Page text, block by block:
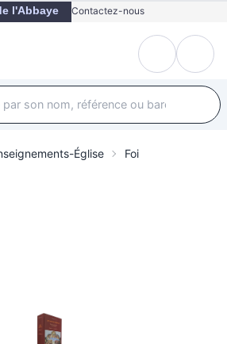
l'Abbaye Contactez-nous
Église Foi